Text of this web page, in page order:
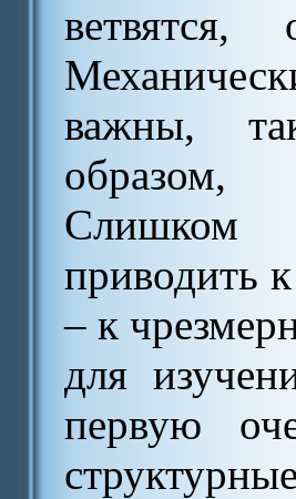
ветвятся,
важны,
образом,
Слишком
приводить
– к
для
первую